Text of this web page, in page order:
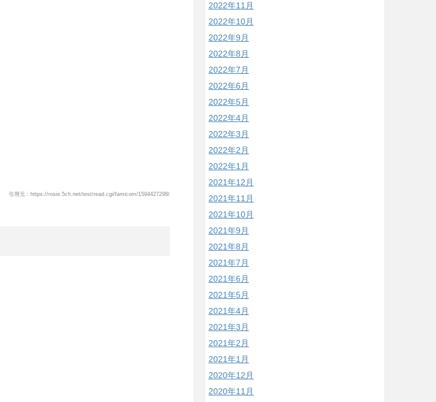
引用元：https://rosie.5ch.net/test/read.cgi/famicom/1594427298/
2022年11月
2022年10月
2022年9月
2022年8月
2022年7月
2022年6月
2022年5月
2022年4月
2022年3月
2022年2月
2022年1月
2021年12月
2021年11月
2021年10月
2021年9月
2021年8月
2021年7月
2021年6月
2021年5月
2021年4月
2021年3月
2021年2月
2021年1月
2020年12月
2020年11月